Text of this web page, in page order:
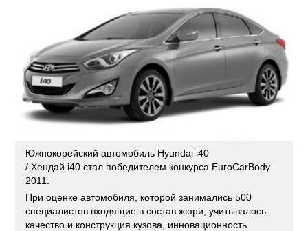
Южнокорейский автомобиль Hyundai i40
/ Хендай i40 стал победителем конкурса EuroCarBody
2011.
При оценке автомобиля, которой занимались 500
специалистов входящие в состав жюри, учитывалось
качество и конструкция кузова, инновационность